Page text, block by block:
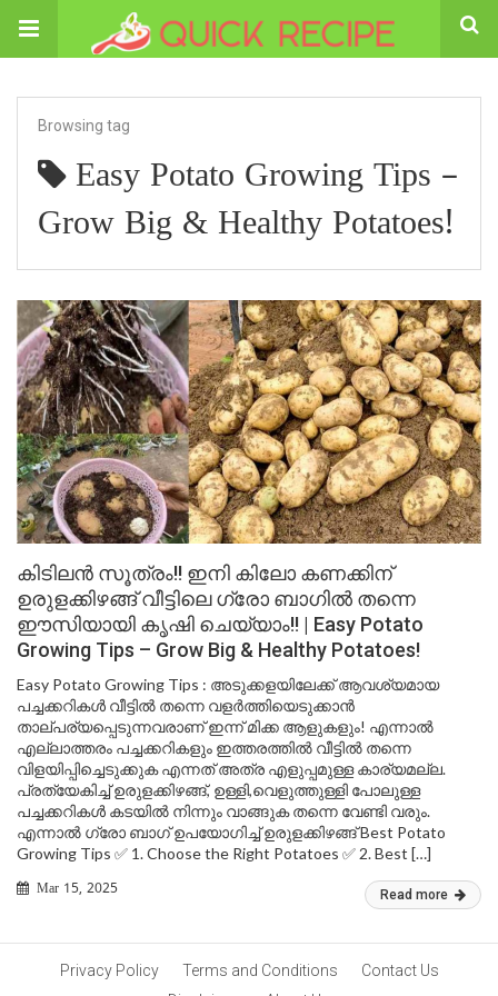
Browsing tag
Easy Potato Growing Tips –
Grow Big & Healthy Potatoes!
കിടിലൻ സൂത്രം!! ഇനി കിലോ കണക്കിന്
ഉരുളക്കിഴങ്ങ് വീട്ടിലെ ഗ്രോ ബാഗിൽ തന്നെ
ഈസിയായി കൃഷി ചെയ്യാം!! | Easy Potato
Growing Tips – Grow Big & Healthy Potatoes!
Easy Potato Growing Tips : അടുക്കളയിലേക്ക് ആവശ്യമായ
പച്ചക്കറികൾ വീട്ടിൽ തന്നെ വളർത്തിയെടുക്കാൻ
താല്പര്യപ്പെടുന്നവരാണ് ഇന്ന് മിക്ക ആളുകളും! എന്നാൽ
എല്ലാത്തരം പച്ചക്കറികളും ഇത്തരത്തിൽ വീട്ടിൽ തന്നെ
വിളയിപ്പിച്ചെടുക്കുക എന്നത് അത്ര എളുപ്പമുള്ള കാര്യമല്ല.
പ്രത്യേകിച്ച് ഉരുളക്കിഴങ്ങ്, ഉള്ളി,വെളുത്തുള്ളി പോലുള്ള
പച്ചക്കറികൾ കടയിൽ നിന്നും വാങ്ങുക തന്നെ വേണ്ടി വരും.
എന്നാൽ ഗ്രോ ബാഗ് ഉപയോഗിച്ച് ഉരുളക്കിഴങ്ങ് Best Potato
Growing Tips ✅ 1. Choose the Right Potatoes ✅ 2. Best […]
Mar 15, 2025 Read more
Privacy Policy Terms and Conditions
Contact Us